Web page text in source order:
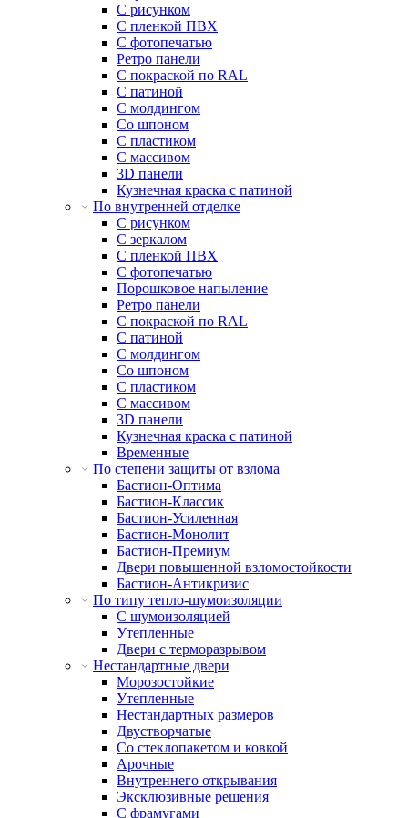
С рисунком
С пленкой ПВХ
С фотопечатью
Ретро панели
С покраской по RAL
С патиной
С молдингом
Со шпоном
С пластиком
С массивом
3D панели
Кузнечная краска с патиной
По внутренней отделке
С рисунком
С зеркалом
С пленкой ПВХ
С фотопечатью
Порошковое напыление
Ретро панели
С покраской по RAL
С патиной
С молдингом
Со шпоном
С пластиком
С массивом
3D панели
Кузнечная краска с патиной
Временные
По степени защиты от взлома
Бастион-Оптима
Бастион-Классик
Бастион-Усиленная
Бастион-Монолит
Бастион-Премиум
Двери повышенной взломостойкости
Бастион-Антикризис
По типу тепло-шумоизоляции
С шумоизоляцией
Утепленные
Двери с терморазрывом
Нестандартные двери
Морозостойкие
Утепленные
Нестандартных размеров
Двустворчатые
Со стеклопакетом и ковкой
Арочные
Внутреннего открывания
Эксклюзивные решения
С фрамугами